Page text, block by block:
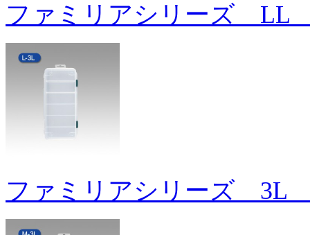
ファミリアシリーズ LL
ファミリアシリーズ 3L